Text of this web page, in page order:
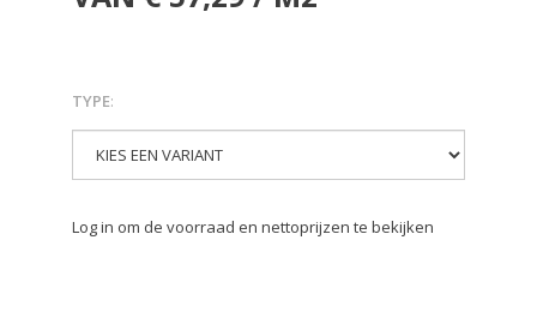
TYPE:
Log in om de voorraad en nettoprijzen te bekijken